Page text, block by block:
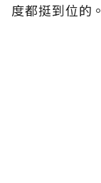
度都挺到位的。